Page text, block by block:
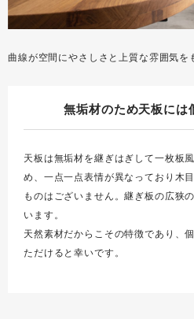
曲線が空間にやさしさと上質な雰囲気を
無垢材のため天板には
天板は無垢材を継ぎはぎして一枚板
め、一点一点表情が異なっており木
ものはございません。継ぎ板の広狭
います。
天然素材だからこその特徴であり、
ただけると幸いです。